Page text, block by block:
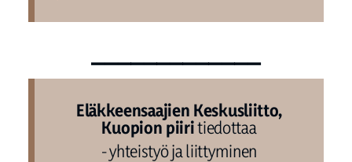
Eläkkeensaajien Keskusliitto,
Kuopion piiritiedottaa
- yhteistyö ja liittyminen